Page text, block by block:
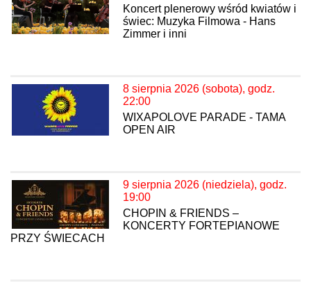
Koncert plenerowy wśród kwiatów i
świec: Muzyka Filmowa - Hans
Zimmer i inni
8 sierpnia 2026 (sobota), godz.
22:00
WIXAPOLOVE PARADE - TAMA
OPEN AIR
9 sierpnia 2026 (niedziela), godz.
19:00
CHOPIN & FRIENDS –
KONCERTY FORTEPIANOWE
PRZY ŚWIECACH